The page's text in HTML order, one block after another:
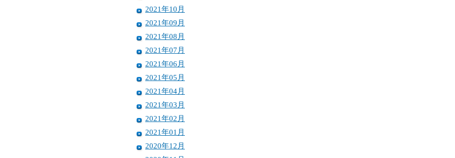
2021年10月
2021年09月
2021年08月
2021年07月
2021年06月
2021年05月
2021年04月
2021年03月
2021年02月
2021年01月
2020年12月